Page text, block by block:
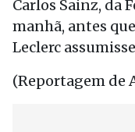
Carlos Sainz, da
manhã, antes
Leclerc
(Reportagem de